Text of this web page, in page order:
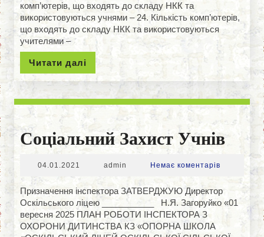
комп’ютерів, що входять до складу НКК та
використовуються учнями – 24. Кількість комп’ютерів,
що входять до складу НКК та використовуються
учителями –
Читати далі
далі
Соціальний Захист Учнів
04.01.2021 04.01.2021
admin Немає коментарів
Призначення інспектора ЗАТВЕРДЖУЮ Директор
Оскільського ліцею ___________ Н.Я. Загоруйко «01
вересня 2025 ПЛАН РОБОТИ ІНСПЕКТОРА З
ОХОРОНИ ДИТИНСТВА КЗ «ОПОРНА ШКОЛА